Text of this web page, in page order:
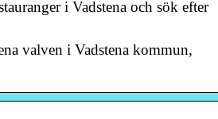
i Vadstena och sök efter
valven i Vadstena kommun,